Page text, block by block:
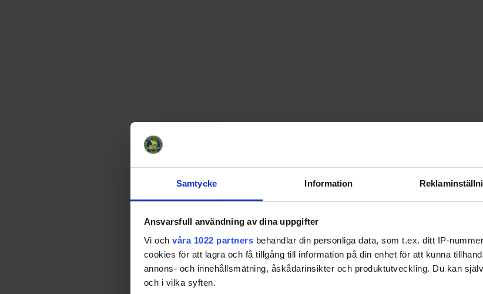
Samtycke Information
Ansvarsfull användning av dina uppgifter
Vi och våra 1022 partners behandlar din personliga data, som t.ex. ditt IP-
cookies för att lagra och få tillgång till information på din enhet för att kunna
annons- och innehållsmätning, åskådarinsikter och produktutveckling. Du kan
och i vilka syften.